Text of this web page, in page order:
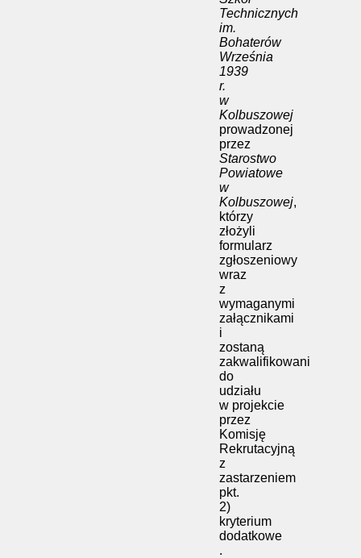
Technicznych
im.
Bohaterów
Września
1939
r.
w
Kolbuszowej
prowadzonej
przez
Starostwo
Powiatowe
w
Kolbuszowej,
którzy
złożyli
formularz
zgłoszeniowy
wraz
z
wymaganymi
załącznikami
i
zostaną
zakwalifikowani
do
udziału
w projekcie
przez
Komisję
Rekrutacyjną
z
zastarzeniem
pkt.
2)
kryterium
dodatkowe
.